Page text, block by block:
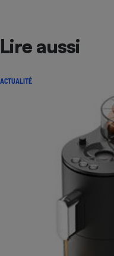
Lire aussi
ACTUALITÉ